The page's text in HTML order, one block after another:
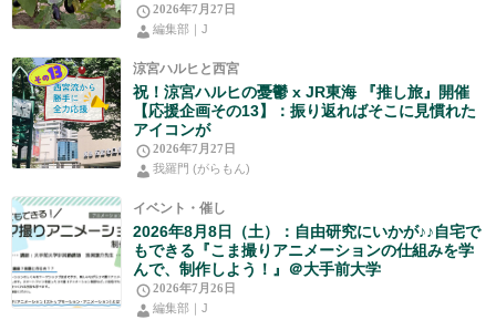
2026年7月27日
編集部｜J
涼宮ハルヒと西宮
祝！涼宮ハルヒの憂鬱 x JR東海 『推し旅』開催
【応援企画その13】：振り返ればそこに見慣れた
アイコンが
2026年7月27日
我羅門 (がらもん)
イベント・催し
2026年8月8日（土）：自由研究にいかが♪♪自宅で
もできる『こま撮りアニメーションの仕組みを学
んで、制作しよう！』＠大手前大学
2026年7月26日
編集部｜J